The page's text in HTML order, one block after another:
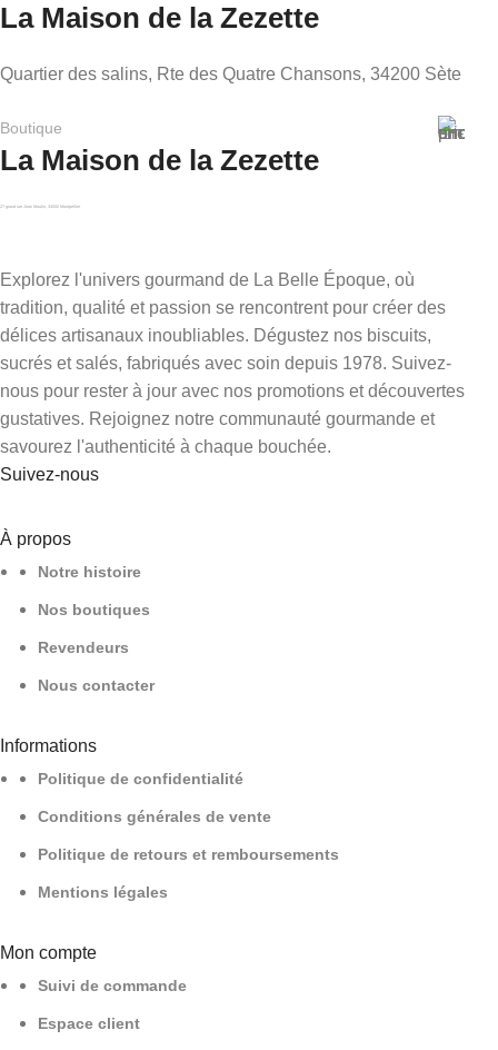
La Maison de la Zezette
Quartier des salins, Rte des Quatre Chansons, 34200 Sète
Boutique
La Maison de la Zezette
27 grand rue Jean Moulin, 34000 Montpellier
Explorez l'univers gourmand de La Belle Époque, où
tradition, qualité et passion se rencontrent pour créer des
délices artisanaux inoubliables. Dégustez nos biscuits,
sucrés et salés, fabriqués avec soin depuis 1978. Suivez-
nous pour rester à jour avec nos promotions et découvertes
gustatives. Rejoignez notre communauté gourmande et
savourez l'authenticité à chaque bouchée.
Suivez-nous
À propos
Notre histoire
Nos boutiques
Revendeurs
Nous contacter
Informations
Politique de confidentialité
Conditions générales de vente
Politique de retours et remboursements
Mentions légales
Mon compte
Suivi de commande
Espace client